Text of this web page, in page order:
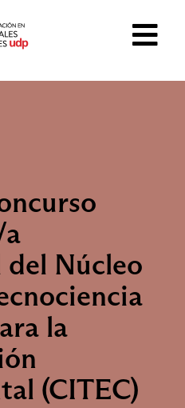
Núcleo
la
(CITEC)